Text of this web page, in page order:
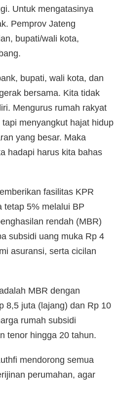
Untuk mengatasinya
Pemprov Jateng
bupati/wali kota,
bupati, wali kota, dan
bersama. Kita tidak
Mengurus rumah rakyat
menyangkut hajat hidup
yang besar. Maka
hadapi harus kita bahas
fasilitas KPR
tetap 5% melalui BP
rendah (MBR)
subsidi uang muka Rp 4
asuransi, serta cicilan
MBR dengan
8,5 juta (lajang) dan Rp 10
rumah subsidi
tenor hingga 20 tahun.
mendorong semua
perumahan, agar